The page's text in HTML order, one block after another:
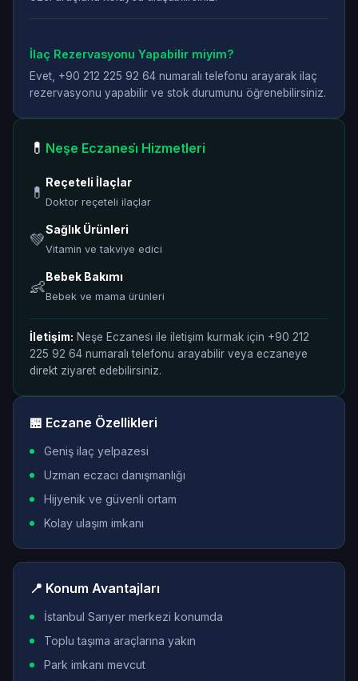
İlaç Rezervasyonu Yapabilir miyim?
Evet, +90 212 225 92 64 numaralı telefonu arayarak ilaç
rezervasyonu yapabilir ve stok durumunu öğrenebilirsiniz.
💊 Neşe Eczanesi̇ Hizmetleri
💊
Reçeteli İlaçlar
Doktor reçeteli ilaçlar
💚
Sağlık Ürünleri
Vitamin ve takviye edici
👶
Bebek Bakımı
Bebek ve mama ürünleri
İletişim: Neşe Eczanesi̇ ile iletişim kurmak için +90 212
225 92 64 numaralı telefonu arayabilir veya eczaneye
direkt ziyaret edebilirsiniz.
🏪 Eczane Özellikleri
Geniş ilaç yelpazesi
Uzman eczacı danışmanlığı
Hijyenik ve güvenli ortam
Kolay ulaşım imkanı
📍 Konum Avantajları
İstanbul Sarıyer merkezi konumda
Toplu taşıma araçlarına yakın
Park imkanı mevcut